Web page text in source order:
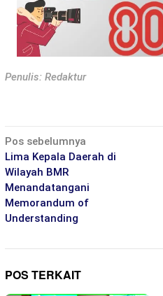
Penulis: Redaktur
Navigasi
pos
Pos sebelumnya
Lima Kepala Daerah di
Wilayah BMR
Menandatangani
Memorandum of
Understanding
POS TERKAIT